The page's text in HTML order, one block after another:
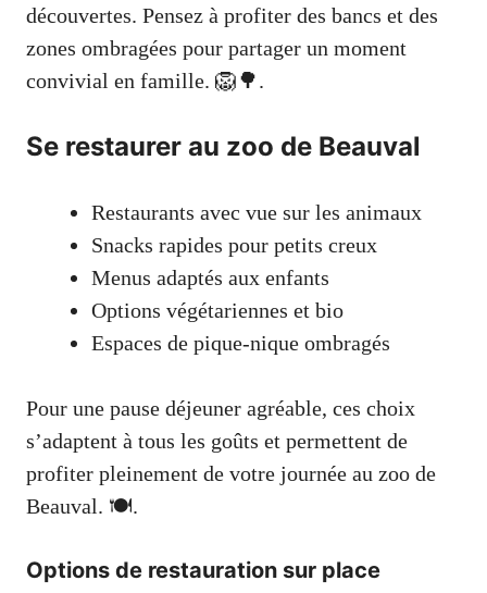
découvertes. Pensez à profiter des bancs et des
zones ombragées pour partager un moment
convivial en famille. 🦁🌳.
Se restaurer au zoo de Beauval
Restaurants avec vue sur les animaux
Snacks rapides pour petits creux
Menus adaptés aux enfants
Options végétariennes et bio
Espaces de pique-nique ombragés
Pour une pause déjeuner agréable, ces choix
s’adaptent à tous les goûts et permettent de
profiter pleinement de votre journée au zoo de
Beauval. 🍽️.
Options de restauration sur place